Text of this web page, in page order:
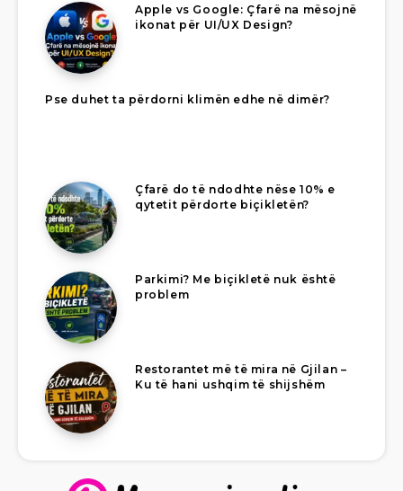
Apple vs Google: Çfarë na mësojnë
ikonat për UI/UX Design?
Pse duhet ta përdorni klimën edhe në dimër?
Çfarë do të ndodhte nëse 10% e
qytetit përdorte biçikletën?
Parkimi? Me biçikletë nuk është
problem
Restorantet më të mira në Gjilan –
Ku të hani ushqim të shijshëm